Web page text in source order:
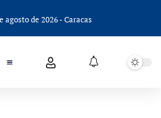
agosto de 2026 - Caracas